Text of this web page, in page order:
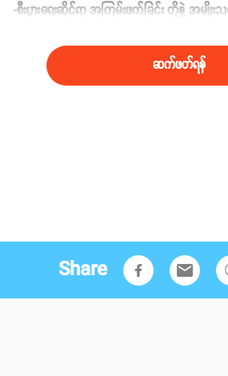
-စီးပွားရေးဆိုင်ရာ အကြမ်းဖက်ခြင်း တို့နဲ့ အမျို
ဆက်ဖတ်ရန်
Share email